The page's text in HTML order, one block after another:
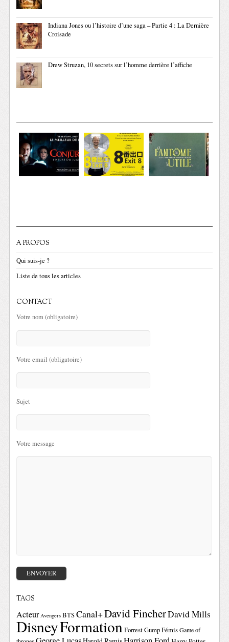
Indiana Jones ou l’histoire d’une saga – Partie 4 : La Dernière
Croisade
Drew Struzan, 10 secrets sur l’homme derrière l’affiche
A PROPOS
Qui suis-je ?
Liste de tous les articles
CONTACT
Votre nom (obligatoire)
Votre email (obligatoire)
Sujet
Votre message
TAGS
Acteur Avengers BTSCanal+David FincherDavid Mills
DisneyFormationForrest GumpFémis Game of